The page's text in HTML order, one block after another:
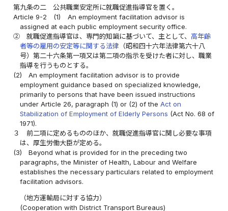
第九条の二
公共職業安定所に就職促進指導官を置く。
Article 9-2
(1)
An employment facilitation advisor is
assigned at each public employment security office.
②
就職促進指導官は、専門的知識に基づいて、主として、高年齢
者等の雇用の安定等に関する法律 （昭和四十六年法律第六十八
号）第二十六条第一項又は第二項の指示を受けた者に対し、職業
指導を行うものとする。
(2)
An employment facilitation advisor is to provide
employment guidance based on specialized knowledge,
primarily to persons that have been issued instructions
under Article 26, paragraph (1) or (2) of theAct on
Stabilization of Employment of Elderly Persons (Act No. 68 of
1971).
３
前二項に定めるもののほか、就職促進指導官に関し必要な事項
は、厚生労働大臣が定める。
(3)
Beyond what is provided for in the preceding two
paragraphs, the Minister of Health, Labour and Welfare
establishes the necessary particulars related to employment
facilitation advisors.
（地方運輸局に対する協力）
(Cooperation with District Transport Bureaus)